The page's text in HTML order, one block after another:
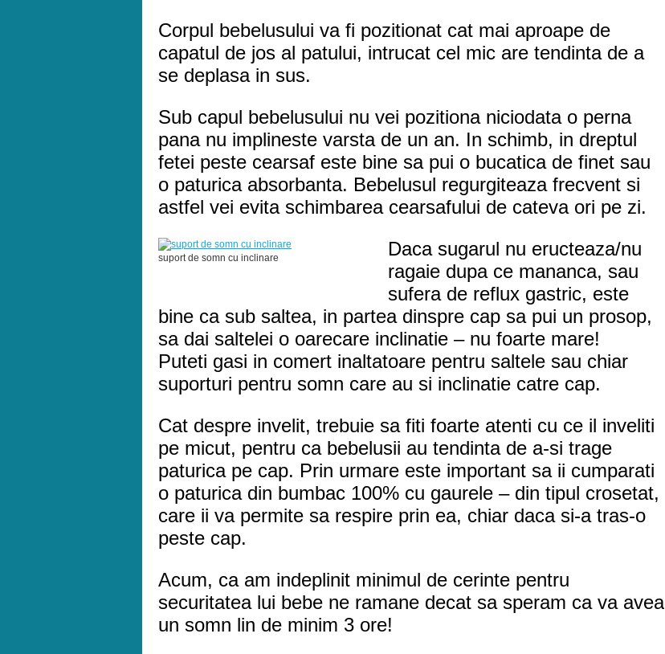
Corpul bebelusului va fi pozitionat cat mai aproape de
capatul de jos al patului, intrucat cel mic are tendinta de a
se deplasa in sus.
Sub capul bebelusului nu vei pozitiona niciodata o perna
pana nu implineste varsta de un an. In schimb, in dreptul
fetei peste cearsaf este bine sa pui o bucatica de finet sau
o paturica absorbanta. Bebelusul regurgiteaza frecvent si
astfel vei evita schimbarea cearsafului de cateva ori pe zi.
suport de somn cu inclinare
Daca sugarul nu eructeaza/nu
ragaie dupa ce mananca, sau
sufera de reflux gastric, este
bine ca sub saltea, in partea dinspre cap sa pui un prosop,
sa dai saltelei o oarecare inclinatie – nu foarte mare!
Puteti gasi in comert inaltatoare pentru saltele sau chiar
suporturi pentru somn care au si inclinatie catre cap.
Cat despre invelit, trebuie sa fiti foarte atenti cu ce il inveliti
pe micut, pentru ca bebelusii au tendinta de a-si trage
paturica pe cap. Prin urmare este important sa ii cumparati
o paturica din bumbac 100% cu gaurele – din tipul crosetat,
care ii va permite sa respire prin ea, chiar daca si-a tras-o
peste cap.
Acum, ca am indeplinit minimul de cerinte pentru
securitatea lui bebe ne ramane decat sa speram ca va avea
un somn lin de minim 3 ore!